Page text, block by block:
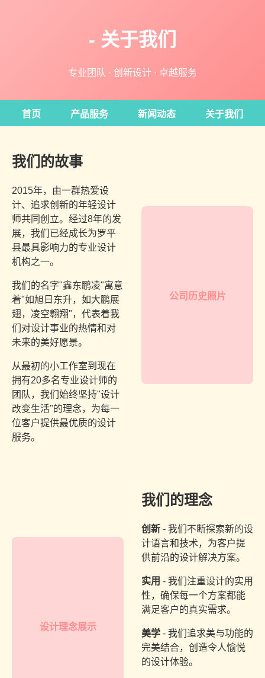
- 关于我们
专业团队 · 创新设计 · 卓越服务
首页 产品服务 新闻动态 关于我们
我们的故事
2015年，由一群热爱设
计、追求创新的年轻设计
师共同创立。经过8年的发
展，我们已经成长为罗平
县最具影响力的专业设计
机构之一。
我们的名字"鑫东鹏凌"寓意
着"如旭日东升，如大鹏展
翅，凌空翱翔"，代表着我
们对设计事业的热情和对
未来的美好愿景。
从最初的小工作室到现在
拥有20多名专业设计师的
团队，我们始终坚持"设计
改变生活"的理念，为每一
位客户提供最优质的设计
服务。
公司历史照片
设计理念展示
我们的理念
创新 - 我们不断探索新的设
计语言和技术，为客户提
供前沿的设计解决方案。
实用 - 我们注重设计的实用
性，确保每一个方案都能
满足客户的真实需求。
美学 - 我们追求美与功能的
完美结合，创造令人愉悦
的设计体验。